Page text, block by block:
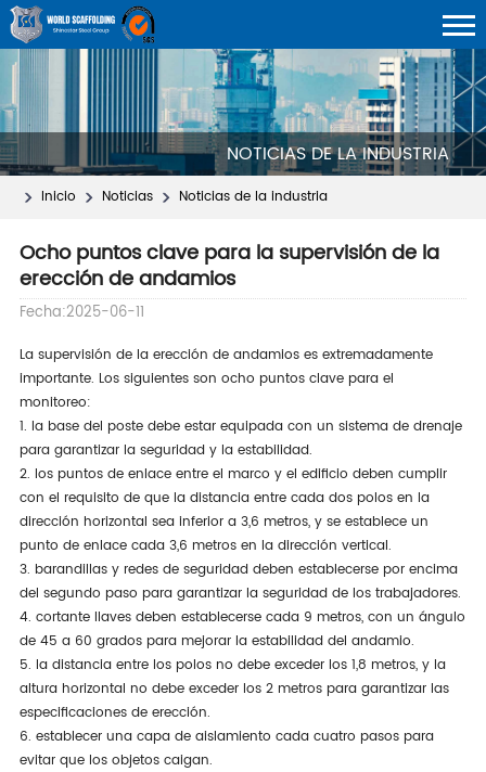
NOTICIAS DE LA INDUSTRIA
Inicio Noticias Noticias de la industria
Ocho puntos clave para la supervisión de la
erección de andamios
Fecha:2025-06-11
La supervisión de la erección de andamios es extremadamente
importante. Los siguientes son ocho puntos clave para el
monitoreo:
1. la base del poste debe estar equipada con un sistema de drenaje
para garantizar la seguridad y la estabilidad.
2. los puntos de enlace entre el marco y el edificio deben cumplir
con el requisito de que la distancia entre cada dos polos en la
dirección horizontal sea inferior a 3,6 metros, y se establece un
punto de enlace cada 3,6 metros en la dirección vertical.
3. barandillas y redes de seguridad deben establecerse por encima
del segundo paso para garantizar la seguridad de los trabajadores.
4. cortante llaves deben establecerse cada 9 metros, con un ángulo
de 45 a 60 grados para mejorar la estabilidad del andamio.
5. la distancia entre los polos no debe exceder los 1,8 metros, y la
altura horizontal no debe exceder los 2 metros para garantizar las
especificaciones de erección.
6. establecer una capa de aislamiento cada cuatro pasos para
evitar que los objetos caigan.